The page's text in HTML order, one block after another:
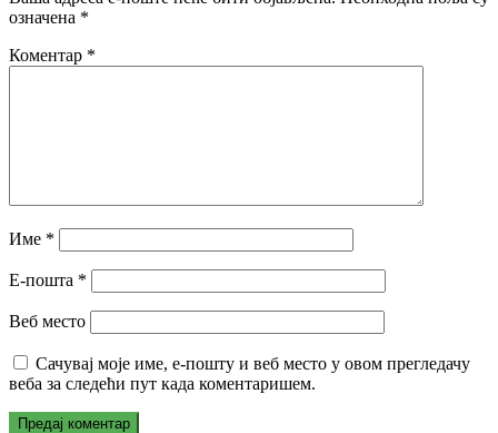
означена *
Коментар *
Име *
Е-пошта *
Веб место
Сачувај моје име, е-пошту и веб место у овом прегледачу
веба за следећи пут када коментаришем.